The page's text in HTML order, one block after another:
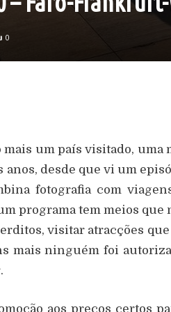
0
um país visitado, uma
desde que vi um
fotografia com
programa tem meios que
visitar atracções
mais ninguém foi
aos preços certos